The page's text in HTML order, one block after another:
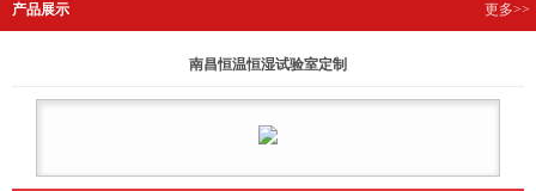
产品展示 更多>>
南昌恒温恒湿试验室定制